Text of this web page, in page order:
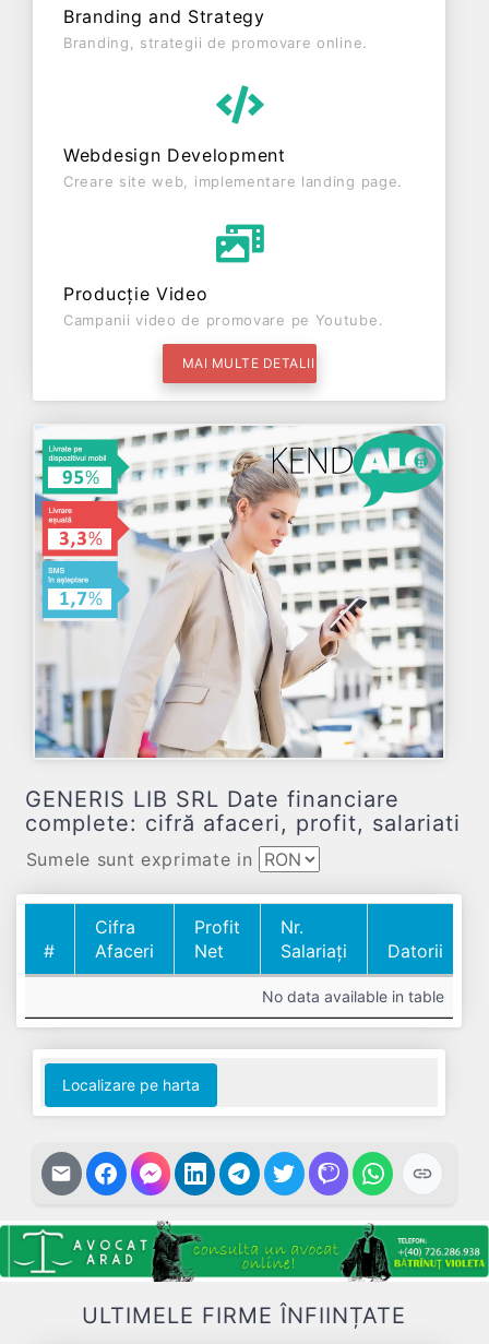
Branding and Strategy
Branding, strategii de promovare online.
Webdesign Development
Creare site web, implementare landing page.
Producție Video
Campanii video de promovare pe Youtube.
MAI MULTE DETALII
GENERIS LIB SRL Date financiare
complete: cifră afaceri, profit, salariati
Sumele sunt exprimate in
#
Cifra
Afaceri
Profit
Net
Nr.
Salariați
Datorii
Afaceri
Net
Nr.
Salariați
Datorii
No data available in table
Localizare pe harta
ULTIMELE FIRME ÎNFIINȚATE